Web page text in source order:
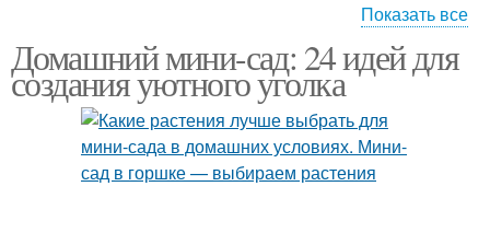
Растения в мини-саде
Показать все
Домашний мини-сад: 24 идей для
создания уютного уголка